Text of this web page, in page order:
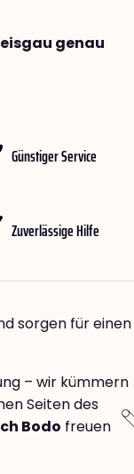
genau
Günstiger Service
Zuverlässige Hilfe
sorgen für einen
– wir kümmern
Seiten des
Bodo freuen